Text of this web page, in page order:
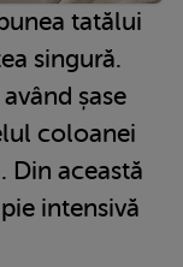
tatălui
singură.
șase
coloanei
Din această
intensivă